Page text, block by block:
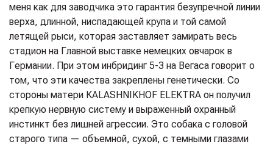
меня как для заводчика это гарантия безупречной линии
верха, длинной, ниспадающей крупа и той самой
летящей рыси, которая заставляет замирать весь
стадион на Главной выставке немецких овчарок в
Германии. При этом инбридинг 5-3 на Вегаса говорит о
том, что эти качества закреплены генетически. Со
стороны матери KALASHNIKHOF ELEKTRA он получил
крепкую нервную систему и выраженный охранный
инстинкт без лишней агрессии. Это собака с головой
старого типа — объемной, сухой, с темными глазами